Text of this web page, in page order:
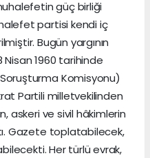
güç birliği
partisi kendi iç
Bugün yargının
Nisan 1960 tarihinde
Komisyonu)
Partili milletvekilinden
askeri ve sivil hâkimlerin
Gazete toplatabilecek,
Her türlü evrak,